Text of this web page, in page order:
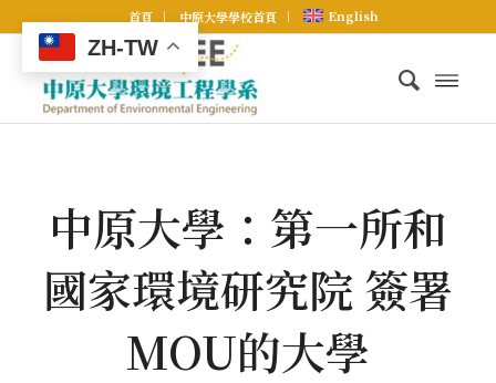
首頁 中原大學學校首頁 English
中原大學：第一所和
國家環境研究院 簽署
MOU的大學
ZH-TW